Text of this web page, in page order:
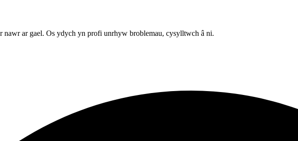
ar gael. Os ydych yn profi unrhyw broblemau, cysylltwch â ni.